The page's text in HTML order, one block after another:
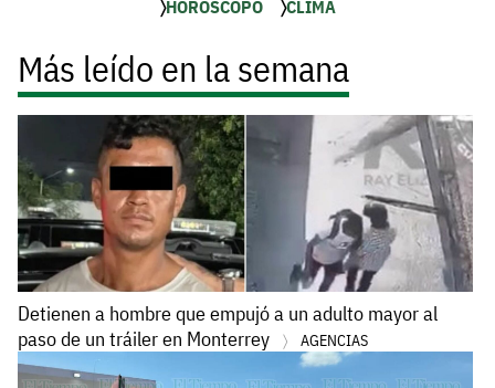
HORÓSCOPO CLIMA
Más leído en la semana
Detienen a hombre que empujó a un adulto mayor al
paso de un tráiler en Monterrey
AGENCIAS